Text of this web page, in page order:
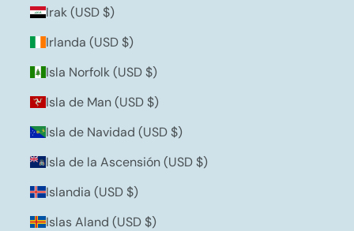
Irak (USD $)
Irlanda (USD $)
Isla Norfolk (USD $)
Isla de Man (USD $)
Isla de Navidad (USD $)
Isla de la Ascensión (USD $)
Islandia (USD $)
Islas Aland (USD $)